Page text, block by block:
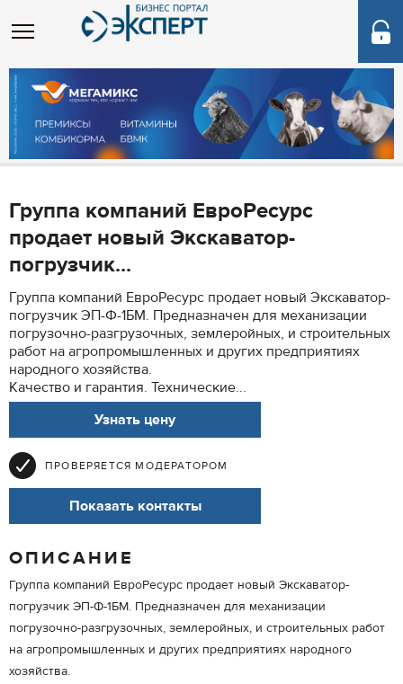
Группа компаний ЕвроРесурс
продает новый Экскаватор-
погрузчик...
Группа компаний ЕвроРесурс продает новый Экскаватор-
погрузчик ЭП-Ф-1БМ. Предназначен для механизации
погрузочно-разгрузочных, землеройных, и строительных
работ на агропромышленных и других предприятиях
народного хозяйства.
Качество и гарантия. Технические...
Узнать цену
ПРОВЕРЯЕТСЯ МОДЕРАТОРОМ
Показать контакты
ОПИСАНИЕ
Группа компаний ЕвроРесурс продает новый Экскаватор-
погрузчик ЭП-Ф-1БМ. Предназначен для механизации
погрузочно-разгрузочных, землеройных, и строительных работ
на агропромышленных и других предприятиях народного
хозяйства.